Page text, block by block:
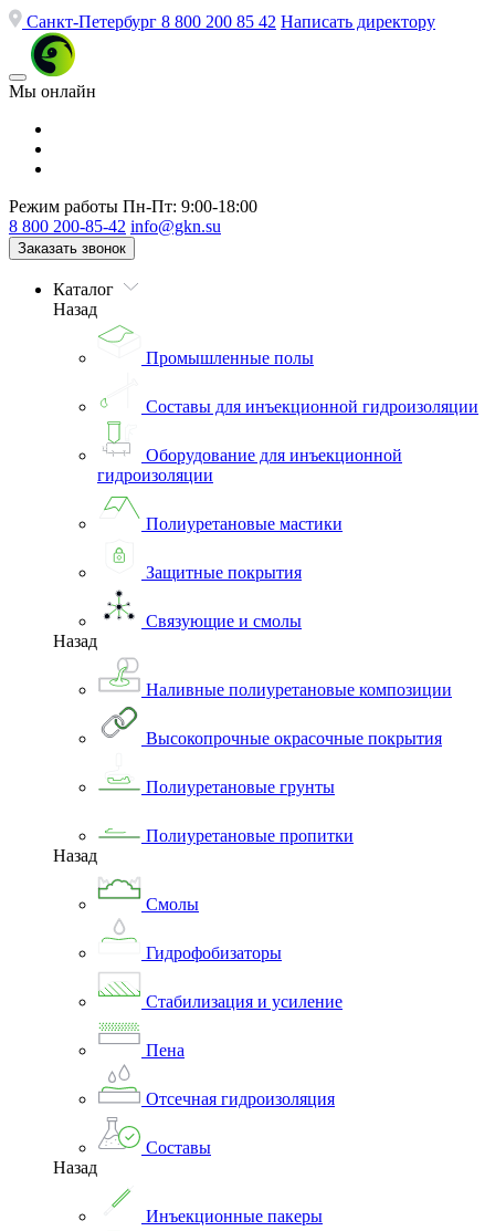
Санкт-Петербург 8 800 200 85 42 Написать директору
Мы онлайн
Режим работы Пн-Пт: 9:00-18:00
8 800 200-85-42 info@gkn.su
Заказать звонок
Каталог
Назад
Промышленные полы
Составы для инъекционной гидроизоляции
Оборудование для инъекционной
гидроизоляции
Полиуретановые мастики
Защитные покрытия
Связующие и смолы
Назад
Наливные полиуретановые композиции
Высокопрочные окрасочные покрытия
Полиуретановые грунты
Полиуретановые пропитки
Назад
Смолы
Гидрофобизаторы
Стабилизация и усиление
Пена
Отсечная гидроизоляция
Составы
Назад
Инъекционные пакеры